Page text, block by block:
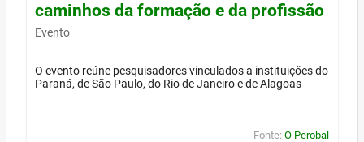
caminhos da formação e da profissão
Evento
O evento reúne pesquisadores vinculados a instituições do
Paraná, de São Paulo, do Rio de Janeiro e de Alagoas
Fonte: O Perobal